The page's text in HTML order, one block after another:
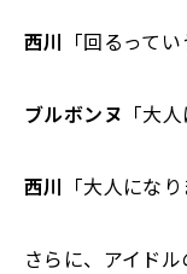
西川 「回るって
ブルボンヌ 「大
西川 「大人にな
さらに、アイド